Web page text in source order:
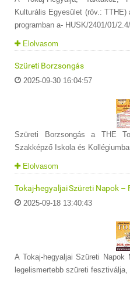
Kulturális Egyesület (röv.:
programban a- HUSK/2401/01/
Elolvasom
Szüreti Borzsongás
2025-09-30 16:04:57
Szüreti Borzsongás a THE
Szakképző Iskola és
Elolvasom
Tokaj-hegyaljai Szüreti Napok –
2025-09-18 13:40:43
A Tokaj-hegyaljai Szüreti Napok
legelismertebb szüreti